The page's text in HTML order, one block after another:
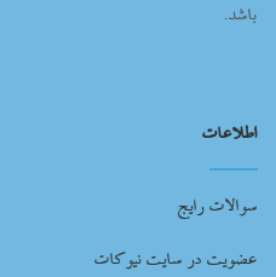
باشد.
اطلاعات
سوالات رایج
عضویت در سایت نیوکات